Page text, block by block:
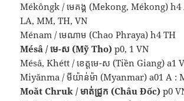
Mékôngk / មេគង្គ (Mekong, Mékong) h4
LA, MM, TH, VN
Ménam / មេណាម (Chao Phraya) h4 TH
Mésâ / មេ-ស (Mỹ Tho) p0, 1 VN
Mésâ, Khétt / ខេត្តមេ-ស (Tiền Giang) a1
Miyănma / មីយ៉ាន់ម៉ា (Myanmar) a01 A :
Moăt Chruk / មាត់ជ្រូក (Châu Đốc) p0